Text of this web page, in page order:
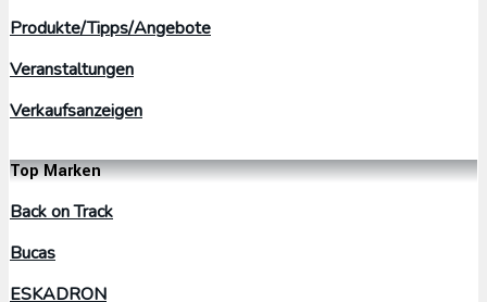
Produkte/Tipps/Angebote
Veranstaltungen
Verkaufsanzeigen
Top Marken
Back on Track
Bucas
ESKADRON